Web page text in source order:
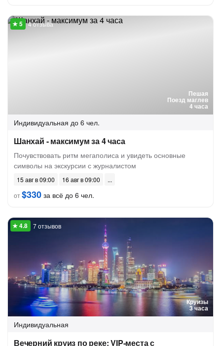
Пешая
Поезд маглев
4 часа
4 отзыва
Индивидуальная до 6 чел.
Шанхай - максимум за 4 часа
Почувствовать ритм мегаполиса и увидеть основные
символы на экскурсии с журналистом
15 авг в 09:00
16 авг в 09:00
от$330 за всё до 6 чел.
Круизы
3 часа
7 отзывов
Индивидуальная
Вечерний круиз по реке: VIP-места с